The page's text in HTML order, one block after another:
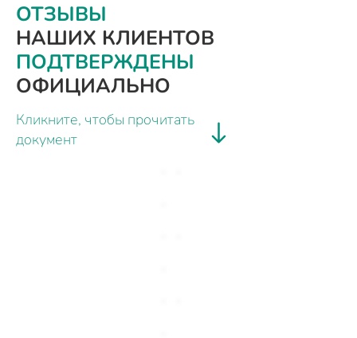
ОТЗЫВЫ
НАШИХ КЛИЕНТОВ
ПОДТВЕРЖДЕНЫ
ОФИЦИАЛЬНО
Кликните, чтобы прочитать
документ